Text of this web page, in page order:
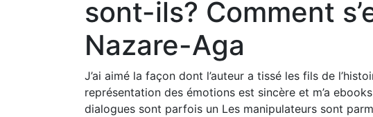
sont-ils? Comment
Nazare-Aga
J’ai aimé la façon dont l’auteur a tissé les fils de
représentation des émotions est sincère et m’a
dialogues sont parfois un Les manipulateurs sont